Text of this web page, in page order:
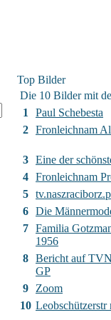
Top Bilder
Die 10 Bilder mit
1
Paul Schebesta
2 Fronleichnam
3 Eine der
4 Fronleichnam
5
6 Die
7 Familia
1956
8 Bericht auf
GP
9
Zoom
10 Leobschützerstr